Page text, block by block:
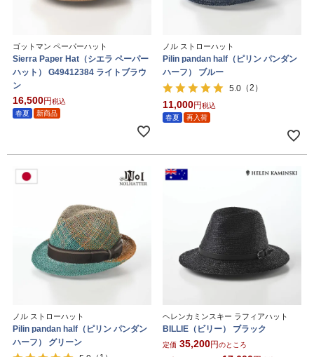
ゴットマン ペーパーハット
Sierra Paper Hat（シエラ ペーパー
ハット） G49412384 ライトブラウ
ン
16,500
税込
春夏
新商品
ノル ストローハット
Pilin pandan half（ピリン パンダン
ハーフ） ブルー
5.0 （2）
11,000
税込
春夏
再入荷
ノル ストローハット
Pilin pandan half（ピリン パンダン
ハーフ） グリーン
ヘレンカミンスキー ラフィアハット
BILLIE（ビリー） ブラック
定価 35,200
のところ